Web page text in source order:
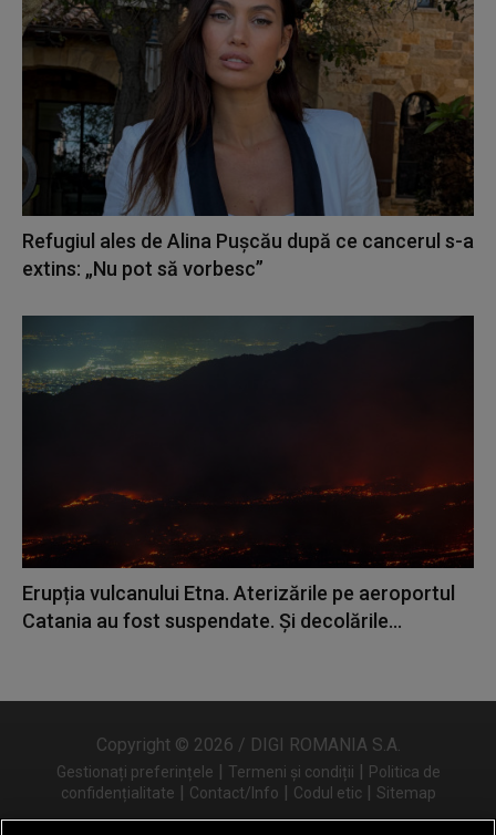
Refugiul ales de Alina Pușcău după ce cancerul s-a
extins: „Nu pot să vorbesc”
Erupția vulcanului Etna. Aterizările pe aeroportul
Catania au fost suspendate. Și decolările...
Copyright © 2026 / DIGI ROMANIA S.A.
Gestionați preferințele Termeni și condiții
Politica de
confidențialitate
Contact/Info Codul etic Sitemap